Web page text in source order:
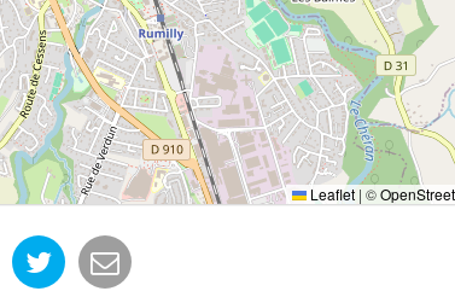
Leaflet | ©